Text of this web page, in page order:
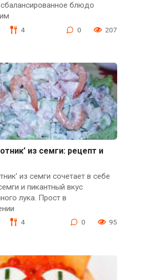
блюдо
4 0 207
из семги: рецепт и
из семги сочетает в себе
и пикантный вкус
лука. Прост в
4 0 95